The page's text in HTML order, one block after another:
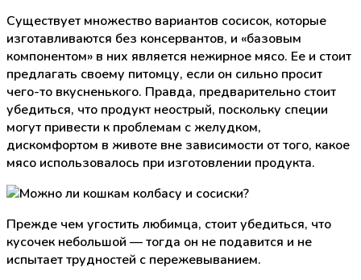
Существует множество вариантов сосисок, которые
изготавливаются без консервантов, и «базовым
компонентом» в них является нежирное мясо. Ее и стоит
предлагать своему питомцу, если он сильно просит
чего-то вкусненького. Правда, предварительно стоит
убедиться, что продукт неострый, поскольку специи
могут привести к проблемам с желудком,
дискомфортом в животе вне зависимости от того, какое
мясо использовалось при изготовлении продукта.
Прежде чем угостить любимца, стоит убедиться, что
кусочек небольшой — тогда он не подавится и не
испытает трудностей с пережевыванием.